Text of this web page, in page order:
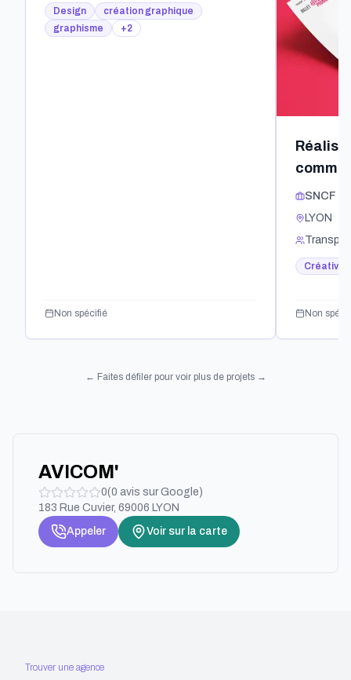
Design
création graphique
graphisme
+2
Non spécifié
Réalisation
les
Illico
SNCF
LYON
Créativité
Non
← Faites défiler pour voir plus de projets →
AVICOM'
0(0 avis sur Google)
183 Rue Cuvier, 69006 LYON
Appeler
Voir sur la carte
Trouver une agence